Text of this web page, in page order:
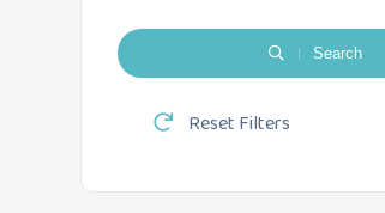
Search
Reset Filters